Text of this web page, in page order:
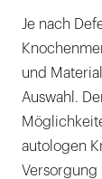
Je nach
und
Auswahl.
autologen
Versorgung